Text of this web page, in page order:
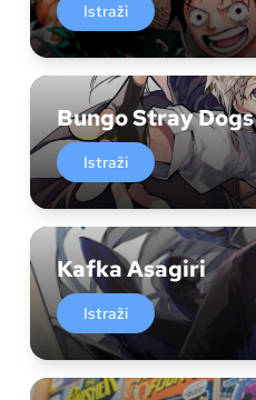
Istraži
Bungo Stray Dogs
Istraži
Kafka Asagiri
Istraži